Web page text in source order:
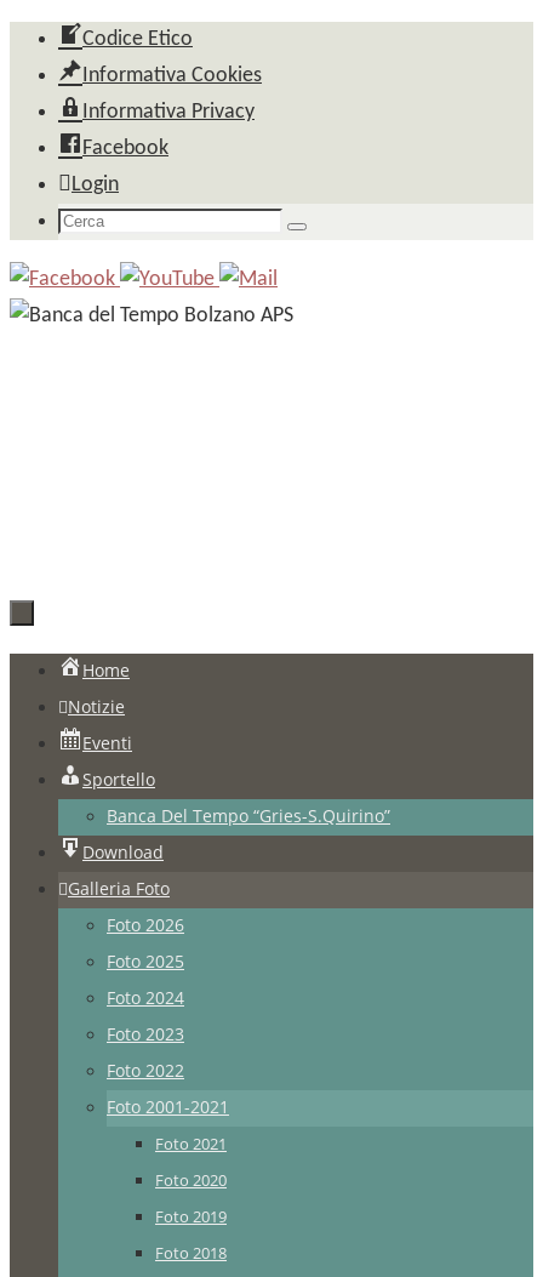
Salta
contenuto
Codice Etico
Informativa Cookies
Informativa Privacy
Facebook
Login
Cerca
Cerca
Salta
contenuto
Home
Notizie
Eventi
Sportello
Banca Del Tempo “Gries-S.Quirino”
Download
Galleria Foto
Foto 2026
Foto 2025
Foto 2024
Foto 2023
Foto 2022
Foto 2001-2021
Foto 2021
Foto 2020
Foto 2019
Foto 2018